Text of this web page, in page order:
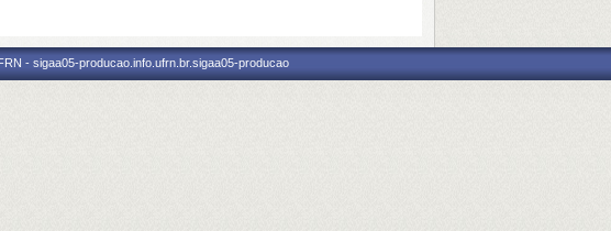
- sigaa05-producao.info.ufrn.br.sigaa05-producao